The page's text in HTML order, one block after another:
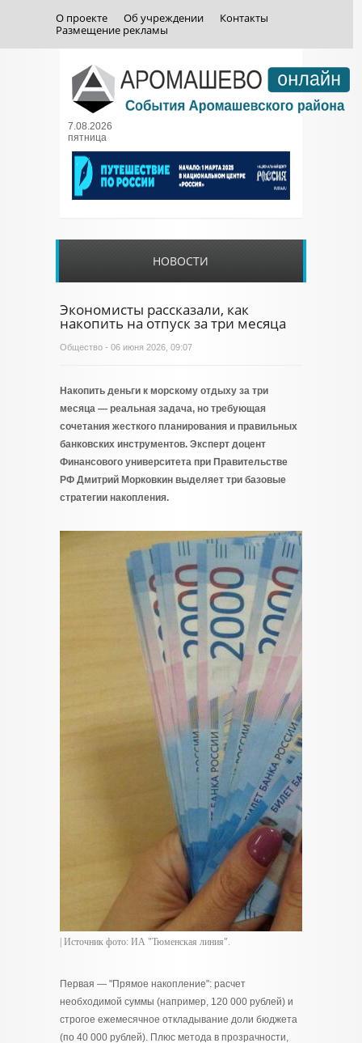
О проекте Об учреждении
Контакты
Размещение рекламы
7.08.2026
пятница
НОВОСТИ
Экономисты рассказали, как
накопить на отпуск за три месяца
Общество - 06 июня 2026, 09:07
Накопить деньги к морскому отдыху за три
месяца — реальная задача, но требующая
сочетания жесткого планирования и правильных
банковских инструментов. Эксперт доцент
Финансового университета при Правительстве
РФ Дмитрий Морковкин выделяет три базовые
стратегии накопления.
| Источник фото: ИА "Тюменская линия".
Первая — "Прямое накопление": расчет
необходимой суммы (например, 120 000 рублей) и
строгое ежемесячное откладывание доли бюджета
(по 40 000 рублей). Плюс метода в прозрачности,